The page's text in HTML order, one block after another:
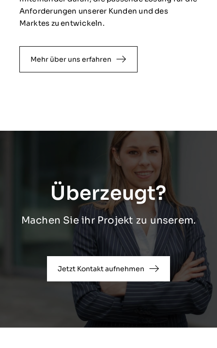
Anforderungen unserer Kunden und des
Marktes zu entwickeln.
Mehr über uns erfahren
Überzeugt?
Machen Sie ihr Projekt zu unserem.
Jetzt Kontakt aufnehmen